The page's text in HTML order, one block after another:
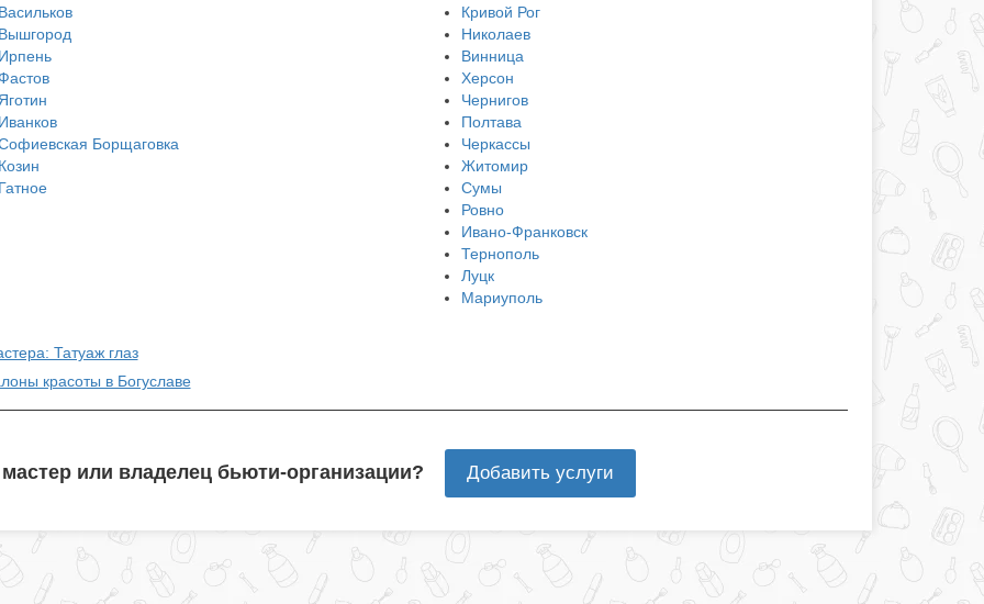
Борщаговка
Кривой Рог
Николаев
Винница
Херсон
Чернигов
Полтава
Черкассы
Житомир
Сумы
Ровно
Ивано-Франковск
Тернополь
Луцк
Мариуполь
Татуаж глаз
красоты в Богуславе
или владелец бьюти-организации? Добавить услуги